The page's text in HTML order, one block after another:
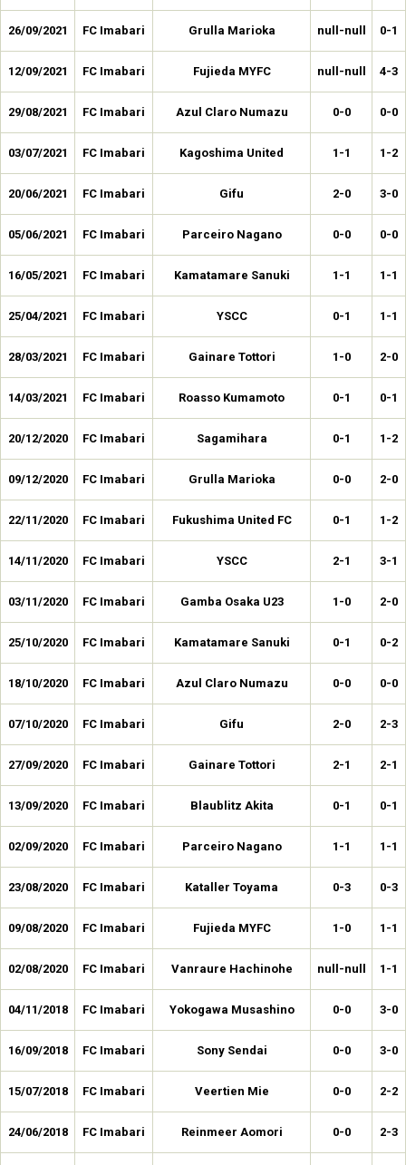
26/09/2021 FC Imabari Grulla Marioka null-null 0-1
12/09/2021 FC Imabari Fujieda MYFC null-null 4-3
29/08/2021 FC Imabari Azul Claro Numazu 0-0 0-0
03/07/2021 FC Imabari Kagoshima United 1-1 1-2
20/06/2021 FC Imabari Gifu 2-0 3-0
05/06/2021 FC Imabari Parceiro Nagano 0-0 0-0
16/05/2021 FC Imabari Kamatamare Sanuki 1-1 1-1
25/04/2021 FC Imabari YSCC 0-1 1-1
28/03/2021 FC Imabari Gainare Tottori 1-0 2-0
14/03/2021 FC Imabari Roasso Kumamoto 0-1 0-1
20/12/2020 FC Imabari Sagamihara 0-1 1-2
09/12/2020 FC Imabari Grulla Marioka 0-0 2-0
22/11/2020 FC Imabari Fukushima United FC 0-1 1-2
14/11/2020 FC Imabari YSCC 2-1 3-1
03/11/2020 FC Imabari Gamba Osaka U23 1-0 2-0
25/10/2020 FC Imabari Kamatamare Sanuki 0-1 0-2
18/10/2020 FC Imabari Azul Claro Numazu 0-0 0-0
07/10/2020 FC Imabari Gifu 2-0 2-3
27/09/2020 FC Imabari Gainare Tottori 2-1 2-1
13/09/2020 FC Imabari Blaublitz Akita 0-1 0-1
02/09/2020 FC Imabari Parceiro Nagano 1-1 1-1
23/08/2020 FC Imabari Kataller Toyama 0-3 0-3
09/08/2020 FC Imabari Fujieda MYFC 1-0 1-1
02/08/2020 FC Imabari Vanraure Hachinohe null-null 1-1
04/11/2018 FC Imabari Yokogawa Musashino 0-0 3-0
16/09/2018 FC Imabari Sony Sendai 0-0 3-0
15/07/2018 FC Imabari Veertien Mie 0-0 2-2
24/06/2018 FC Imabari Reinmeer Aomori 0-0 2-3